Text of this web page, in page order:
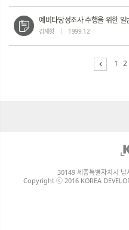
예비타당성조사 수행을 위한 일
김재형 1999.12
1 2
30149 세종특별자치시 남
Copyright ⓒ 2016 KOREA